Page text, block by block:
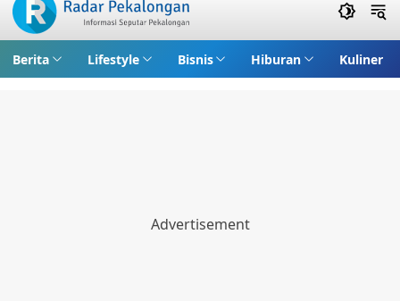
Berita Lifestyle Bisnis Hiburan Kuliner